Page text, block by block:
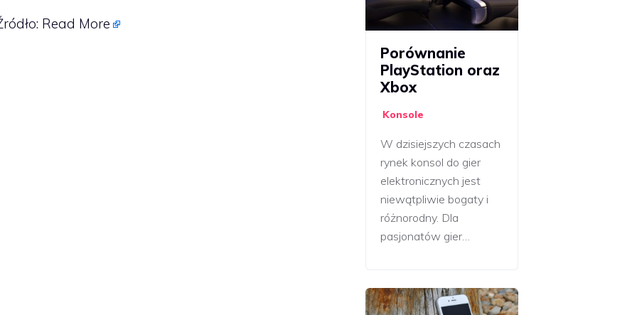
Read More
Porównanie
PlayStation oraz
Xbox
Konsole
W dzisiejszych czasach
rynek konsol do gier
elektronicznych jest
niewątpliwie bogaty i
różnorodny. Dla
pasjonatów gier…